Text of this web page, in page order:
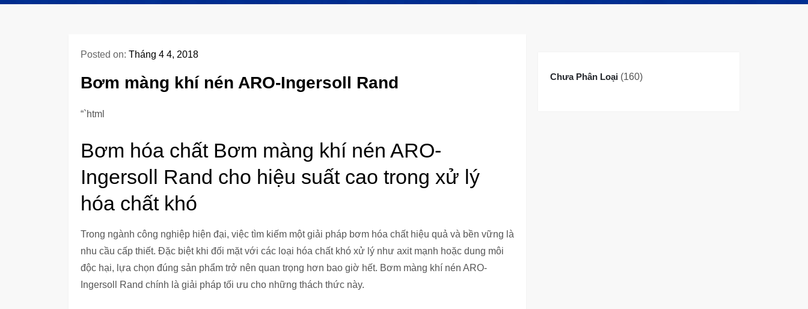
Posted on: Tháng 4 4, 2018
Bơm màng khí nén ARO-Ingersoll Rand
“`html
Bơm hóa chất Bơm màng khí nén ARO-
Ingersoll Rand cho hiệu suất cao trong xử lý
hóa chất khó
Trong ngành công nghiệp hiện đại, việc tìm kiếm một giải pháp bơm hóa chất hiệu quả và bền vững là
nhu cầu cấp thiết. Đặc biệt khi đối mặt với các loại hóa chất khó xử lý như axit mạnh hoặc dung môi
độc hại, lựa chọn đúng sản phẩm trở nên quan trọng hơn bao giờ hết. Bơm màng khí nén ARO-
Ingersoll Rand chính là giải pháp tối ưu cho những thách thức này.
Chưa Phân Loại 160160